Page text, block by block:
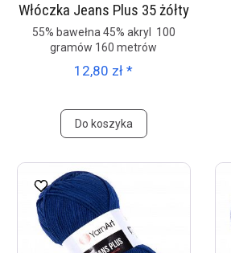
Włóczka Jeans Plus 35 żółty
55% bawełna 45% akryl 100
gramów 160 metrów
12,80 zł *
Do koszyka